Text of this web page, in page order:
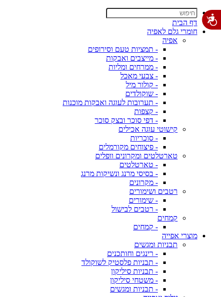
דף הבית
חומרי גלם לאפיה
אפיה
- תמציות טעם וסירופים
- מייצבים ואבקות
- ממרחים ומליות
- צבעי מאכל
- קולור מיל
- שוקולדים
- תערובות לעוגה ואבקות מוכנות
- קצפות
- דפי סוכר ובצק סוכר
קישוטי עוגה אכילים
- סוכריות
- פיצוחים מקורמלים
טארטלטים ומקרונים וופלים
- טארטלטים
- בסיסי מרנג ונשיקות מרנג
- מקרונים
רטבים ושימורים
- שימורים
- רטבים לבישול
קמחים
- קמחים
מוצרי אפייה
תבניות ומגשים
- רינגים וחותכנים
- תבניות פלסטיק לשוקולד
- תבניות סיליקון
- משטחי סיליקון
- תבניות ומגשים